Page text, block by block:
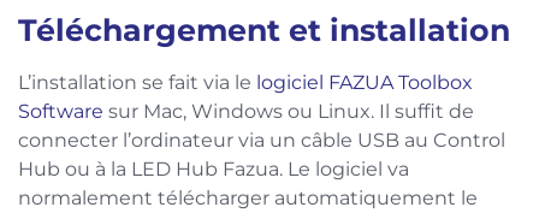
Téléchargement et installation
L’installation se fait via le logiciel FAZUA Toolbox
Software sur Mac, Windows ou Linux. Il suffit de
connecter l’ordinateur via un câble USB au Control
Hub ou à la LED Hub Fazua. Le logiciel va
normalement télécharger automatiquement le